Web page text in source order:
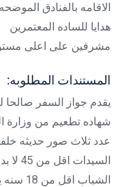
الاقامه بالفنادق
هدايا للساده المعتمرين
مشرفين على اعلى
المستندات المطلوبه:
يقدم جواز السفر صالحا
شهاده تطعيم من وزارة
عدد ثلاث صور حديثه
السيدات اقل من 45 لا بد من وجود محرم
الشباب اقل من 18 سنه يلزم وجود مرافق